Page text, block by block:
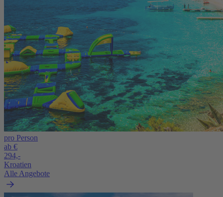
pro Person
ab €
294,-
Kroatien
Alle Angebote